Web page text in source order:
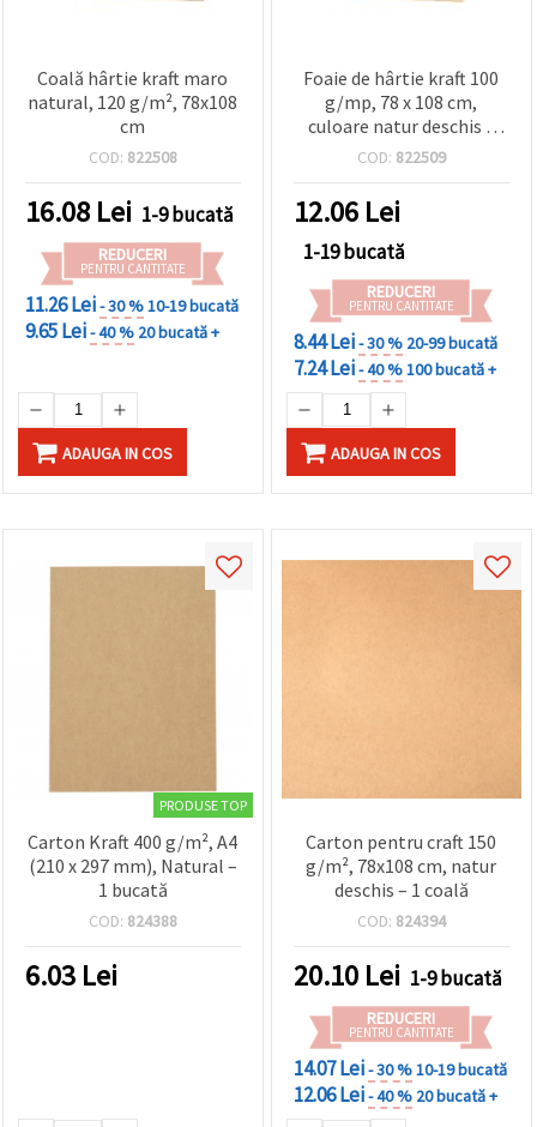
Coală hârtie kraft maro
natural, 120 g/m², 78x108
cm
COD: 822508
16.08 Lei 1-9 bucată
REDUCERI
PENTRU CANTITATE
11.26 Lei- 30 %10-19 bucată
9.65 Lei- 40 % 20 bucată +
ADAUGA IN COS
Foaie de hârtie kraft 100
g/mp, 78 x 108 cm,
culoare natur deschis –
pentru hobby, craft și DIY
COD: 822509
12.06 Lei
1-19 bucată
REDUCERI
PENTRU CANTITATE
8.44 Lei- 30 % 20-99 bucată
7.24 Lei- 40 %100 bucată +
ADAUGA IN COS
PRODUSE TOP
Carton Kraft 400 g/m², A4
(210 x 297 mm), Natural –
1 bucată
COD: 824388
6.03 Lei
Carton pentru craft 150
g/m², 78x108 cm, natur
deschis – 1 coală
COD: 824394
20.10 Lei 1-9 bucată
REDUCERI
PENTRU CANTITATE
14.07 Lei- 30 %10-19 bucată
12.06 Lei- 40 % 20 bucată +